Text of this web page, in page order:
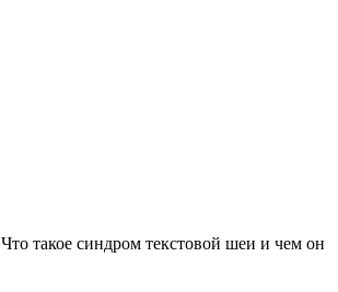
Что такое синдром текстовой шеи и чем он